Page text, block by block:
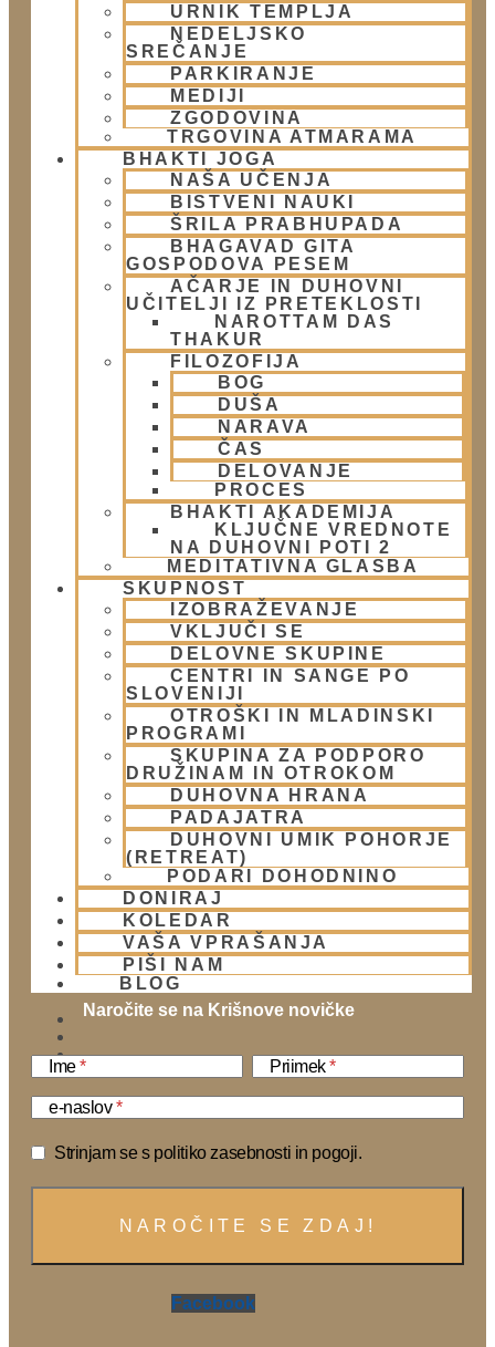
URNIK TEMPLJA
NEDELJSKO
SREČANJE
PARKIRANJE
MEDIJI
ZGODOVINA
TRGOVINA ATMARAMA
BHAKTI JOGA
NAŠA UČENJA
BISTVENI NAUKI
ŠRILA PRABHUPADA
BHAGAVAD GITA
GOSPODOVA PESEM
AČARJE IN DUHOVNI
UČITELJI IZ PRETEKLOSTI
NAROTTAM DAS
THAKUR
FILOZOFIJA
BOG
DUŠA
NARAVA
ČAS
DELOVANJE
PROCES
BHAKTI AKADEMIJA
KLJUČNE VREDNOTE
NA DUHOVNI POTI 2
MEDITATIVNA GLASBA
SKUPNOST
IZOBRAŽEVANJE
VKLJUČI SE
DELOVNE SKUPINE
CENTRI IN SANGE PO
SLOVENIJI
OTROŠKI IN MLADINSKI
PROGRAMI
SKUPINA ZA PODPORO
DRUŽINAM IN OTROKOM
DUHOVNA HRANA
PADAJATRA
DUHOVNI UMIK POHORJE
(RETREAT)
PODARI DOHODNINO
DONIRAJ
KOLEDAR
VAŠA VPRAŠANJA
PIŠI NAM
BLOG
01 431 21 24
Urnik templja
Nedeljsko srečanje
Parkiranje
Politika zasebnosti
Novice
Prispevki
Aktualni dogodki
E-novice
Trgovina
Trgovina Atmarama
01 431 21 24
info@harekrisna.net
Naročite se na Krišnove novičke
Ime Priimek
e-naslov
Strinjam se s politiko zasebnosti in pogoji.
Facebook